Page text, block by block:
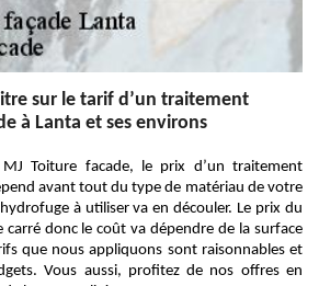
sur le tarif d’un traitement
à Lanta et ses environs
Toiture facade, le prix d’un traitement
avant tout du type de matériau de votre
à utiliser va en découler. Le prix du
donc le coût va dépendre de la surface
que nous appliquons sont raisonnables et
Vous aussi, profitez de nos offres en